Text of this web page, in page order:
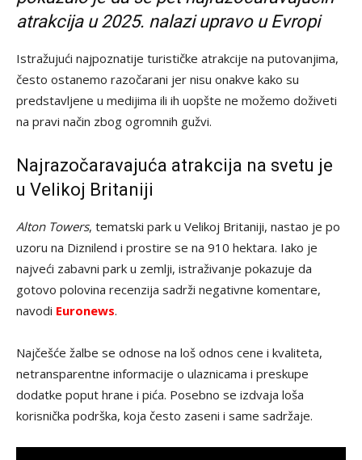
atrakcija u 2025. nalazi upravo u Evropi
Istražujući najpoznatije turističke atrakcije na putovanjima,
često ostanemo razočarani jer nisu onakve kako su
predstavljene u medijima ili ih uopšte ne možemo doživeti
na pravi način zbog ogromnih gužvi.
Najrazočaravajuća atrakcija na svetu je
u Velikoj Britaniji
Alton Towers, tematski park u Velikoj Britaniji, nastao je po
uzoru na Diznilend i prostire se na 910 hektara. Iako je
najveći zabavni park u zemlji, istraživanje pokazuje da
gotovo polovina recenzija sadrži negativne komentare,
navodi Euronews.
Najčešće žalbe se odnose na loš odnos cene i kvaliteta,
netransparentne informacije o ulaznicama i preskupe
dodatke poput hrane i pića. Posebno se izdvaja loša
korisnička podrška, koja često zaseni i same sadržaje.